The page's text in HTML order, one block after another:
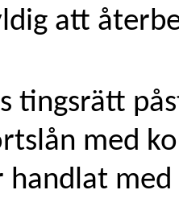
att
tingsrätt
med
handlat